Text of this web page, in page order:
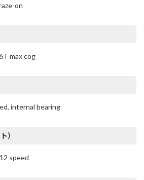
on
max cog
internal bearing
）
speed